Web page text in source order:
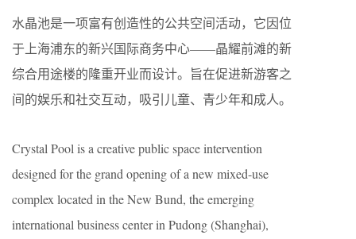
水晶池是一项富有创造性的公共空间活动，它因位
于上海浦东的新兴国际商务中心——晶耀前滩的新
综合用途楼的隆重开业而设计。旨在促进新游客之
间的娱乐和社交互动，吸引儿童、青少年和成人。
Crystal Pool is a creative public space intervention
designed for the grand opening of a new mixed-use
complex located in the New Bund, the emerging
international business center in Pudong (Shanghai),